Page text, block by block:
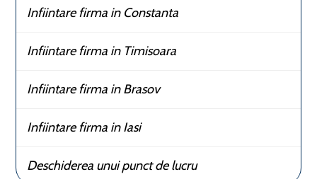
Infiintare firma in Constanta
Infiintare firma in Timisoara
Infiintare firma in Brasov
Infiintare firma in Iasi
Deschiderea unui punct de lucru